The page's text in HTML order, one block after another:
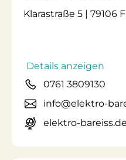
Klarastraße 5 | 79106
Details anzeigen
0761 3809130
info@elektro-
elektro-bareiss.de